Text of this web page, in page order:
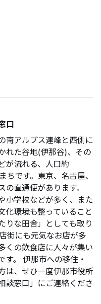
口
南アルプス連峰と西側に
れた谷地(伊那谷)、その
が流れる、人口約
です。東京、名古屋、
直通便があります。
小学校などが多く、また
化環境も整っていること
りな田舎」としても取り
街にも元気なお店が多
くの飲食店に人々が集い
す。 伊那市への移住・
は、ぜひ一度伊那市役所
談窓口」にご連絡くださ